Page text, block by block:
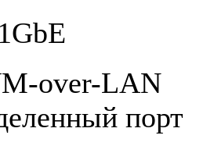
over-LAN
порт